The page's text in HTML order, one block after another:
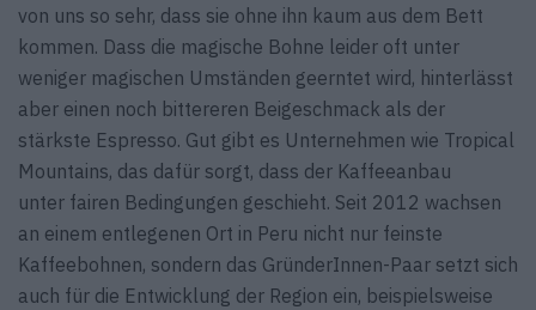
von uns so sehr, dass sie ohne ihn kaum aus dem Bett
kommen. Dass die magische Bohne leider oft unter
weniger magischen Umständen geerntet wird, hinterlässt
aber einen noch bittereren Beigeschmack als der
stärkste Espresso. Gut gibt es Unternehmen wie Tropical
Mountains, das dafür sorgt, dass der Kaffeeanbau
unter fairen Bedingungen geschieht. Seit 2012 wachsen
an einem entlegenen Ort in Peru nicht nur feinste
Kaffeebohnen, sondern das GründerInnen-Paar setzt sich
auch für die Entwicklung der Region ein, beispielsweise